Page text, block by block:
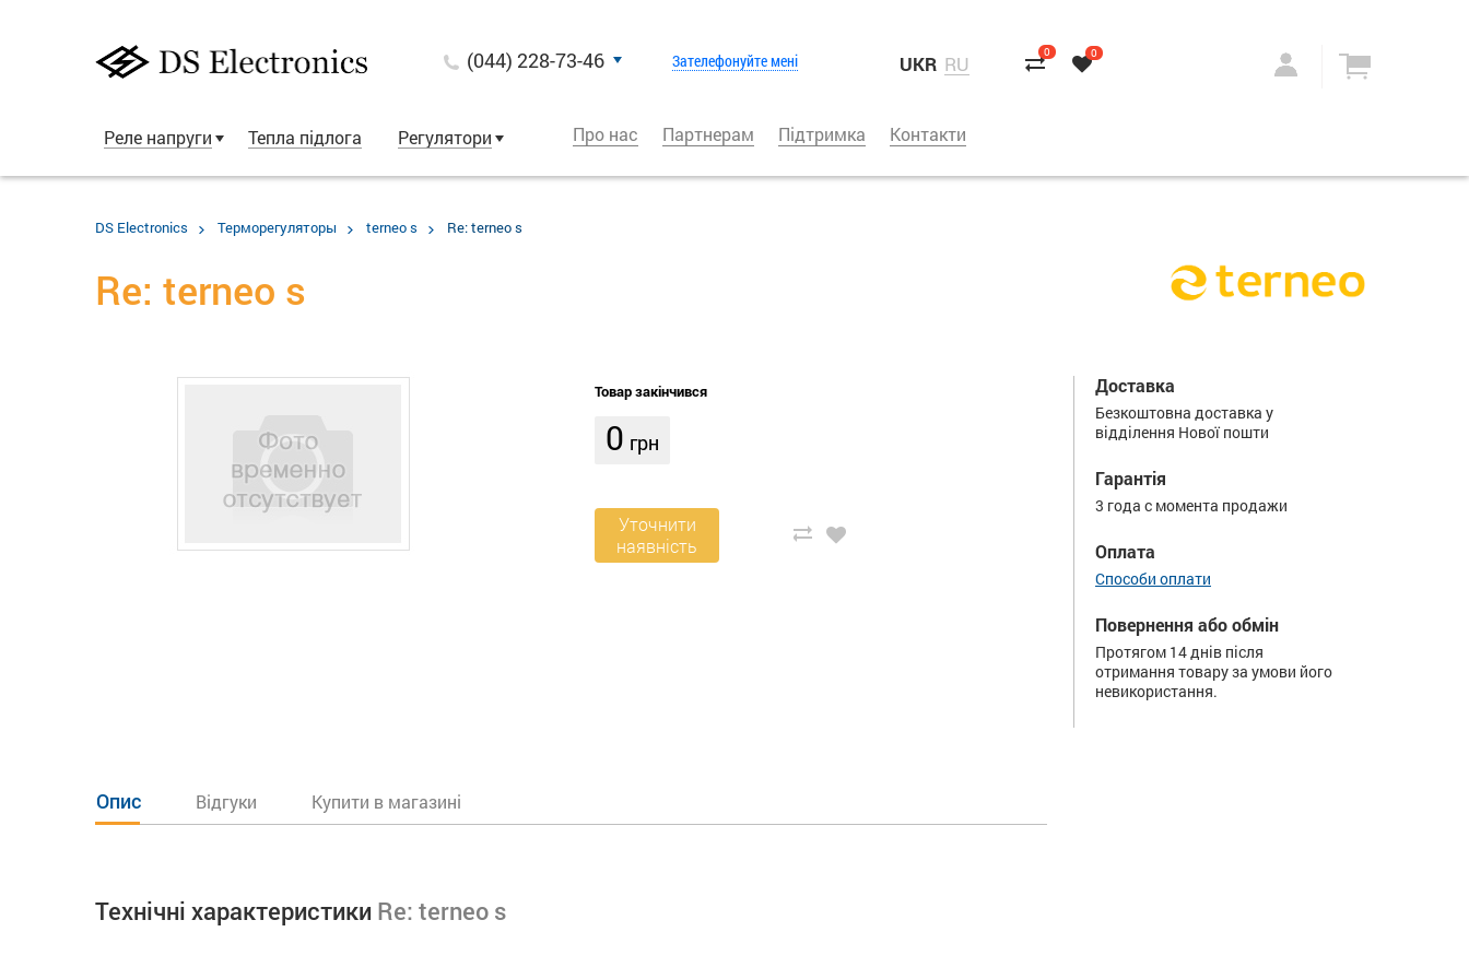
(044) 228-73-46 Зателефонуйте мені UKR RU 0 0
Реле напруги Тепла підлога Регулятори Про нас Партнерам Підтримка Контакти
DS Electronics Терморегуляторы terneo s Re: terneo s
Re: terneo s
Товар закінчився
0 грн
Уточнити
наявність
Доставка
Безкоштовна доставка у
відділення Нової пошти
Гарантія
3 года с момента продажи
Оплата
Способи оплати
Повернення або обмін
Протягом 14 днів після
отримання товару за умови його
невикористання.
Опис Відгуки Купити в магазині
Технічні характеристики Re: terneo s